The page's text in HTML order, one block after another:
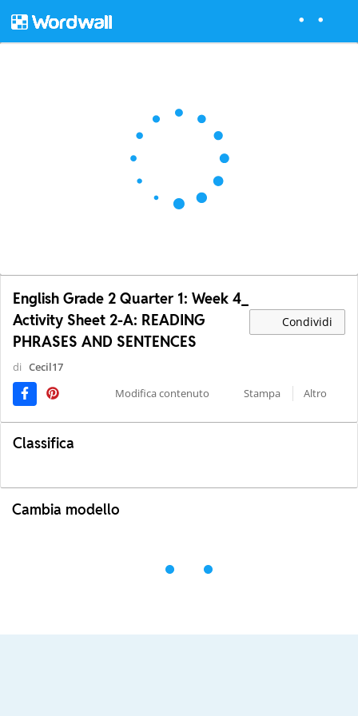
English Grade 2 Quarter 1: Week 4_
Activity Sheet 2-A: READING
PHRASES AND SENTENCES
Condividi
di Cecil17
Modifica contenuto
Stampa Altro
Classifica
Cambia modello